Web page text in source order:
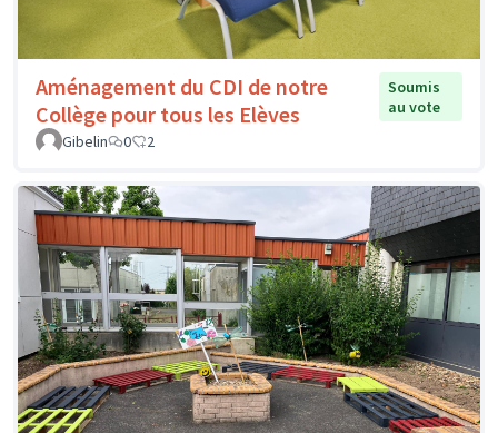
Aménagement du CDI de notre
Collège pour tous les Elèves
Soumis
au vote
Gibelin
0 2